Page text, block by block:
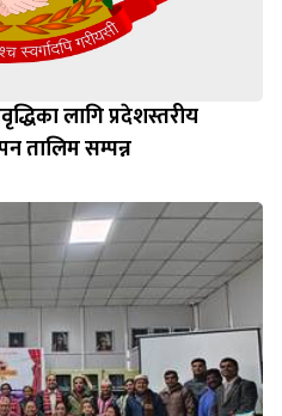
लागि प्रदेशस्तरीय
तालिम सम्पन्न